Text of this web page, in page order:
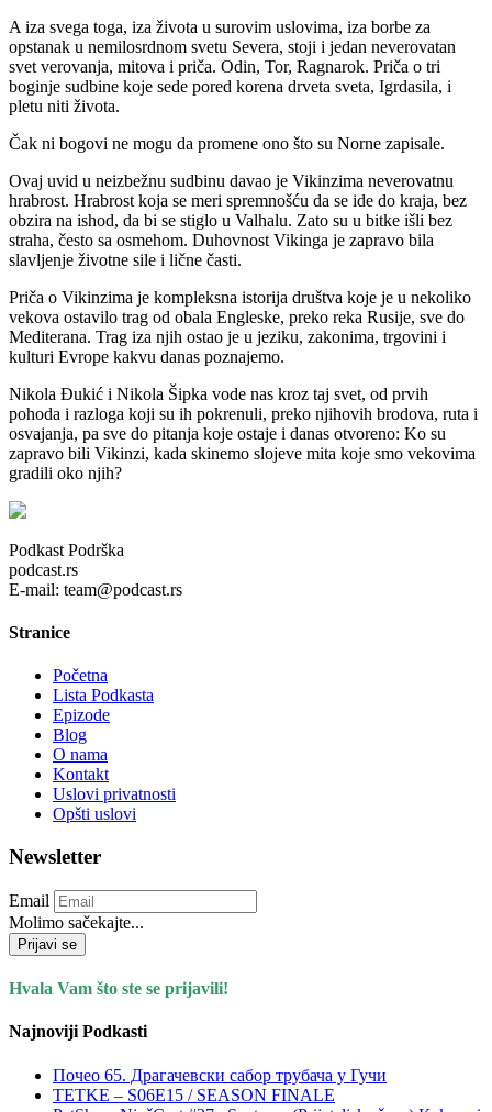
A iza svega toga, iza života u surovim uslovima, iza borbe za
opstanak u nemilosrdnom svetu Severa, stoji i jedan neverovatan
svet verovanja, mitova i priča. Odin, Tor, Ragnarok. Priča o tri
boginje sudbine koje sede pored korena drveta sveta, Igrdasila, i
pletu niti života.
Čak ni bogovi ne mogu da promene ono što su Norne zapisale.
Ovaj uvid u neizbežnu sudbinu davao je Vikinzima neverovatnu
hrabrost. Hrabrost koja se meri spremnošću da se ide do kraja, bez
obzira na ishod, da bi se stiglo u Valhalu. Zato su u bitke išli bez
straha, često sa osmehom. Duhovnost Vikinga je zapravo bila
slavljenje životne sile i lične časti.
Priča o Vikinzima je kompleksna istorija društva koje je u nekoliko
vekova ostavilo trag od obala Engleske, preko reka Rusije, sve do
Mediterana. Trag iza njih ostao je u jeziku, zakonima, trgovini i
kulturi Evrope kakvu danas poznajemo.
Nikola Đukić i Nikola Šipka vode nas kroz taj svet, od prvih
pohoda i razloga koji su ih pokrenuli, preko njihovih brodova, ruta i
osvajanja, pa sve do pitanja koje ostaje i danas otvoreno: Ko su
zapravo bili Vikinzi, kada skinemo slojeve mita koje smo vekovima
gradili oko njih?
Podkast Podrška
podcast.rs
E-mail: team@podcast.rs
Stranice
Početna
Lista Podkasta
Epizode
Blog
O nama
Kontakt
Uslovi privatnosti
Opšti uslovi
Newsletter
Email
Molimo sačekajte...
Prijavi se
Hvala Vam što ste se prijavili!
Najnoviji Podkasti
Почео 65. Драгачевски сабор трубача у Гучи
TETKE – S06E15 / SEASON FINALE